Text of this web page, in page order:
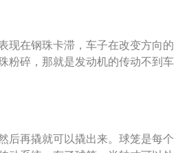
笼损坏的影响：1、造成车辆行驶
发事故。2、加速车辆轮胎的磨
力油泵，转向时方向盘明显变
现在钢珠卡滞，车子在改变方向的
粉碎，那就是发动机的传动不到车
有润滑油造成。汽车的外球笼出现
等现象。球笼也叫做等速万向节，
重要的部件，使动力不管在任何方
球笼分为两种，一种是固定型球笼
后再撬就可以撬出来。球笼是每个